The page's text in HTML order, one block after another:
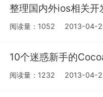
整理国内外ios相关开
阅读量：1052 2013-04-
10个迷惑新手的
阅读量：1232 2013-04-